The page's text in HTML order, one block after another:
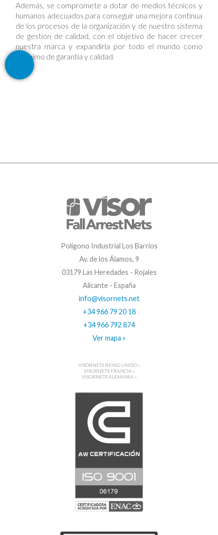
Además, se compromete a dotar de medios técnicos y
humanos adecuados para conseguir una mejora continua
de los procesos de la organización y de nuestro sistema
de gestión de calidad, con el objetivo de hacer crecer
nuestra marca y expandirla por todo el mundo como
sinónimo de garantía y calidad.
Polígono Industrial Los Barrios
Av. de los Álamos, 9
03179 Las Heredades - Rojales
Alicante - España
info@visornets.net
+34 966 79 20 18
+34 966 792 874
Ver mapa »
VISORNETS REINO UNIDO »
VISORNETS FRANCIA »
VISORNETS ALEMANIA »